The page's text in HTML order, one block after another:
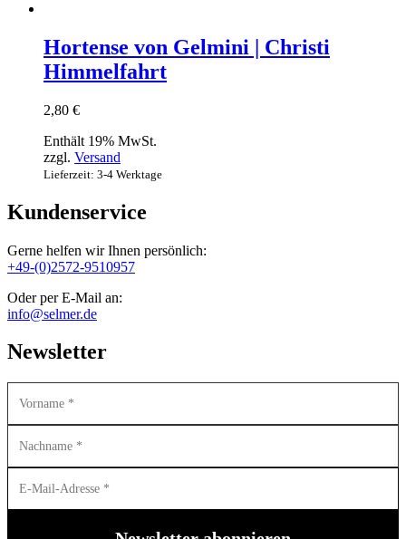
Hortense von Gelmini | Christi
Himmelfahrt
2,80 €
Enthält 19% MwSt.
zzgl. Versand
Lieferzeit: 3-4 Werktage
Kundenservice
Gerne helfen wir Ihnen persönlich:
+49-(0)2572-9510957
Oder per E-Mail an:
info@selmer.de
Newsletter